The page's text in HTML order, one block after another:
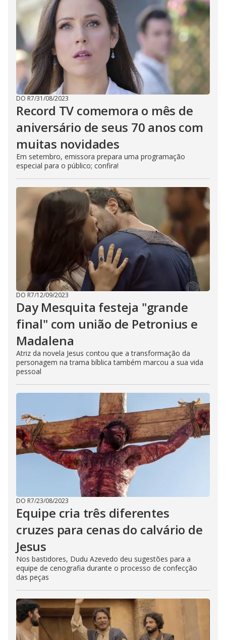
DO R7/31/08/2023
Record TV comemora o mês de
aniversário de seus 70 anos com
muitas novidades
Em setembro, emissora prepara uma programação
especial para o público; confira!
DO R7/12/09/2023
Day Mesquita festeja "grande
final" com união de Petronius e
Madalena
Atriz da novela Jesus contou que a transformação da
personagem na trama bíblica também marcou a sua vida
pessoal
DO R7/23/08/2023
Equipe cria três diferentes
cruzes para cenas do calvário de
Jesus
Nos bastidores, Dudu Azevedo deu sugestões para a
equipe de cenografia durante o processo de confecção
das peças